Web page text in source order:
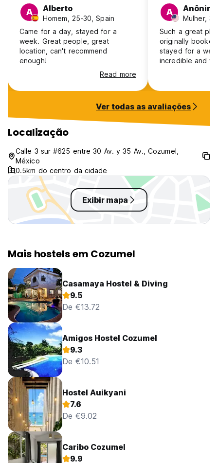
A Alberto
Homem, 25-30, Spain
Came for a day, stayed for a
week. Great people, great
location, can't recommend
enough!
Read more
A
Mulher,
Such a great
originally
stayed for a
incredible and
recommend it
Ver todas as avaliações
Localização
Calle 3 sur #625 entre 30 Av. y 35 Av., Cozumel,
México
0.5km do centro da cidade
Exibir mapa
Mais hostels em Cozumel
Casamaya Hostel & Diving
9.5
De €13.72
Amigos Hostel Cozumel
9.3
De €10.51
Hostel Auikyani
7.6
De €9.02
Caribo Cozumel
9.9